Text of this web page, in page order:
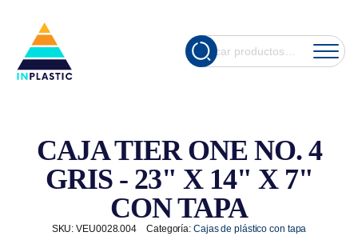
Buscar
por:
Cuando hay
CAJA TIER ONE NO. 4
GRIS - 23" X 14" X 7"
CON TAPA
SKU:VEU0028.004 Categoría: Cajas de plástico con tapa